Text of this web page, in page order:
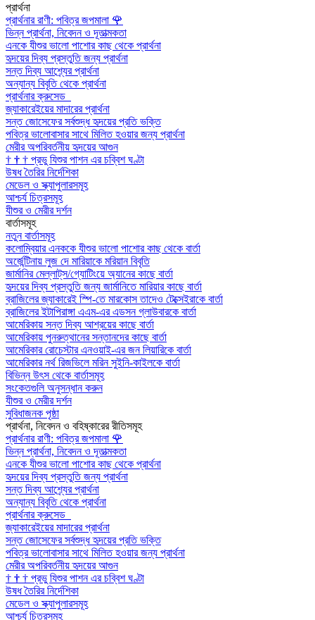
প্রার্থনা
প্রার্থনার রাণী: পবিত্র জপমালা 🌹
ভিন্ন প্রার্থনা, নিবেদন ও দূতাত্মকতা
এনকে যীশুর ভালো পাশোর কাছ থেকে প্রার্থনা
হৃদয়ের দিব্য প্রস্তুতি জন্য প্রার্থনা
সন্ত দিব্য আশ্র্যের প্রার্থনা
অন্যান্য বিবৃতি থেকে প্রার্থনা
প্রার্থনার ক্রুসেড
জ্যাকারেইয়ের মাদারের প্রার্থনা
সন্ত জোসেফের সর্বশুদ্ধ হৃদয়ের প্রতি ভক্তি
পবিত্র ভালোবাসার সাথে মিলিত হওয়ার জন্য প্রার্থনা
মেরীর অপরিবর্তনীয় হৃদয়ের আগুন
† † † প্রভু যিশুর পাশন এর চব্বিশ ঘণ্টা
উষধ তৈরির নির্দেশিকা
মেডেল ও স্ক্যাপুলারসমূহ
আশ্চর্য চিত্রসমূহ
যীশুর ও মেরীর দর্শন
বার্তাসমূহ
নতুন বার্তাসমূহ
কলোম্বিয়ার এনককে যীশুর ভালো পাশোর কাছ থেকে বার্তা
অর্জেন্টিনায় লুজ দে মারিয়াকে মরিয়ান বিবৃতি
জার্মানির মেল্লাট্‌স/গ্যোটিংয়ে অ্যানের কাছে বার্তা
হৃদয়ের দিব্য প্রস্তুতি জন্য জার্মানিতে মারিয়ার কাছে বার্তা
ব্রাজিলের জ্যাকারেই স্পি-তে মারকোস তাদেও টেক্সেইরাকে বার্তা
ব্রাজিলের ইটাপিরাঙ্গা এএম-এর এডসন গ্লাউবারকে বার্তা
আমেরিকায় সন্ত দিব্য আশ্রয়ের কাছে বার্তা
আমেরিকায় পুনরুত্থানের সন্তানদের কাছে বার্তা
আমেরিকার রোচেস্টার এনওয়াই-এর জন লিয়ারিকে বার্তা
আমেরিকার নর্থ রিজভিলে মরিন সুইনি-কাইলকে বার্তা
বিভিন্ন উৎস থেকে বার্তাসমূহ
সংকেতগুলি অনুসন্ধান করুন
যীশুর ও মেরীর দর্শন
সুবিধাজনক পৃষ্ঠা
প্রার্থনা, নিবেদন ও বহিষ্কারের রীতিসমূহ
প্রার্থনার রাণী: পবিত্র জপমালা 🌹
ভিন্ন প্রার্থনা, নিবেদন ও দূতাত্মকতা
এনকে যীশুর ভালো পাশোর কাছ থেকে প্রার্থনা
হৃদয়ের দিব্য প্রস্তুতি জন্য প্রার্থনা
সন্ত দিব্য আশ্র্যের প্রার্থনা
অন্যান্য বিবৃতি থেকে প্রার্থনা
প্রার্থনার ক্রুসেড
জ্যাকারেইয়ের মাদারের প্রার্থনা
সন্ত জোসেফের সর্বশুদ্ধ হৃদয়ের প্রতি ভক্তি
পবিত্র ভালোবাসার সাথে মিলিত হওয়ার জন্য প্রার্থনা
মেরীর অপরিবর্তনীয় হৃদয়ের আগুন
† † † প্রভু যিশুর পাশন এর চব্বিশ ঘণ্টা
উষধ তৈরির নির্দেশিকা
মেডেল ও স্ক্যাপুলারসমূহ
আশ্চর্য চিত্রসমূহ